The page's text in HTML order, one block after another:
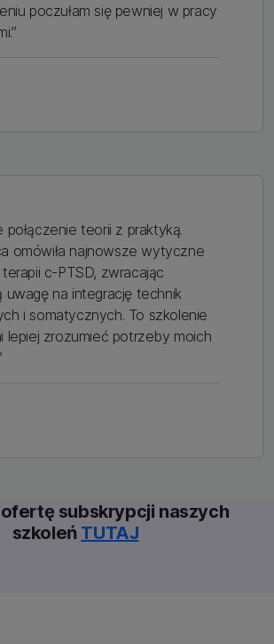
poczułam się pewniej w pracy
połączenie teorii z praktyką.
omówiła najnowsze wytyczne
c-PTSD, zwracając
uwagę na integrację technik
i somatycznych. To szkolenie
lepiej zrozumieć potrzeby moich
subskrypcji naszych
szkoleń TUTAJ